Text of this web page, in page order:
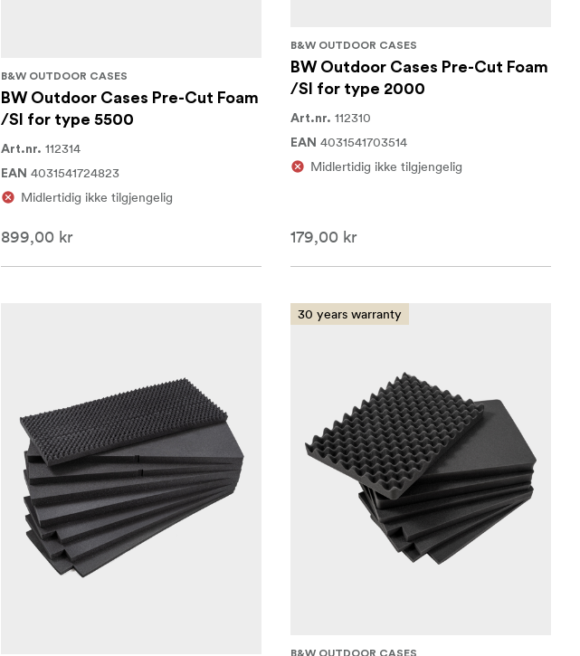
B&W OUTDOOR CASES
BW Outdoor Cases Pre-Cut Foam
/SI for type 5500
Art.nr. 112314
EAN 4031541724823
Midlertidig ikke tilgjengelig
899,00 kr
B&W OUTDOOR CASES
BW Outdoor Cases Pre-Cut Foam
/SI for type 2000
Art.nr. 112310
EAN 4031541703514
Midlertidig ikke tilgjengelig
179,00 kr
30 years warranty
B&W OUTDOOR CASES